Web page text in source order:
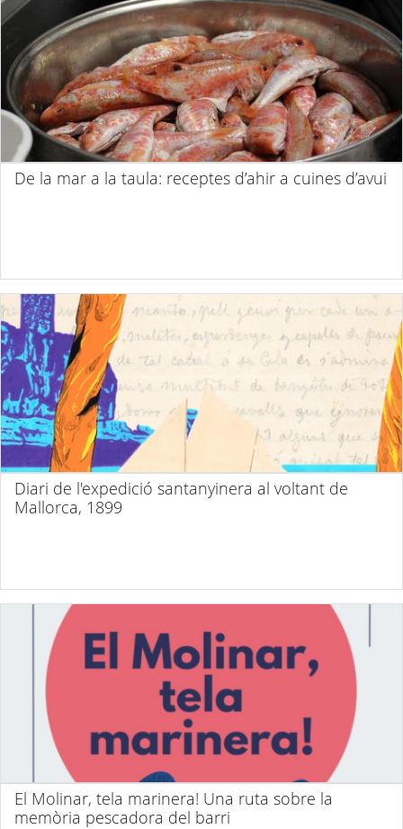
De la mar a la taula: receptes d’ahir a cuines d’avui
Diari de l'expedició santanyinera al voltant de
Mallorca, 1899
El Molinar, tela marinera! Una ruta sobre la
memòria pescadora del barri